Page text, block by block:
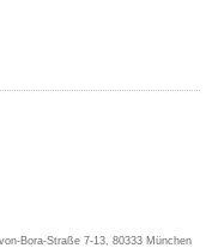
Bora-Straße 7-13, 80333 München